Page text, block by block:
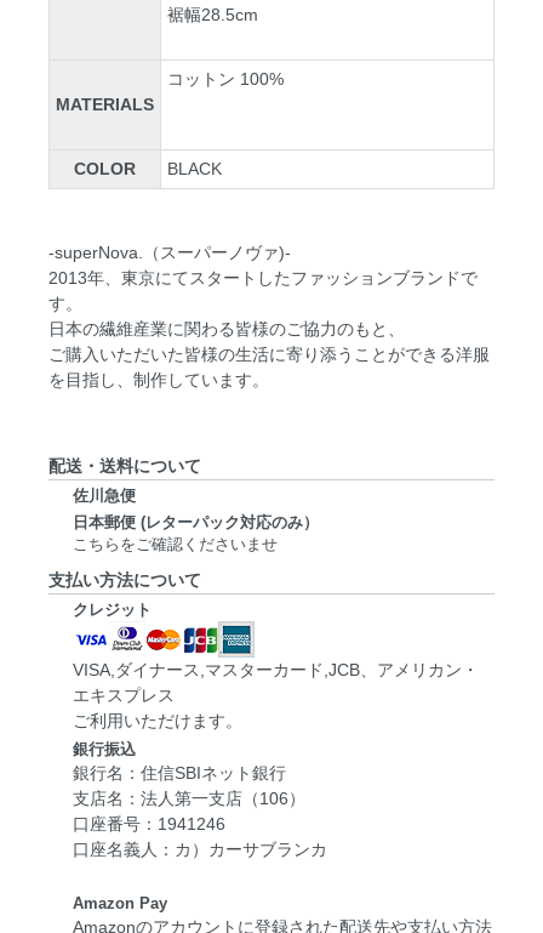
裾幅28.5cm
MATERIALS
コットン 100%
COLOR BLACK
-superNova.（スーパーノヴァ)-
2013年、東京にてスタートしたファッションブランドで
す。
日本の繊維産業に関わる皆様のご協力のもと、
ご購入いただいた皆様の生活に寄り添うことができる洋服
を目指し、制作しています。
配送・送料について
佐川急便
日本郵便 (レターパック対応のみ）
こちらをご確認くださいませ
支払い方法について
クレジット
VISA,ダイナース,マスターカード,JCB、アメリカン・
エキスプレス
ご利用いただけます。
銀行振込
銀行名：住信SBIネット銀行
支店名：法人第一支店（106）
口座番号：1941246
口座名義人：カ）カーサブランカ
Amazon Pay
Amazonのアカウントに登録された配送先や支払い方法